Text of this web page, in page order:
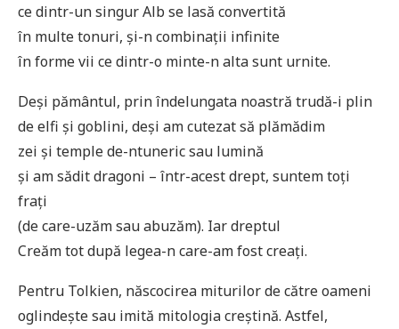
ce dintr-un singur Alb se lasă convertită
în multe tonuri, și-n combinații infinite
în forme vii ce dintr-o minte-n alta sunt urnite.
Deși pământul, prin îndelungata noastră trudă-i plin
de elfi și goblini, deși am cutezat să plămădim
zei și temple de-ntuneric sau lumină
și am sădit dragoni – într-acest drept, suntem toți
frați
(de care-uzăm sau abuzăm). Iar dreptul
Creăm tot după legea-n care-am fost creați.
Pentru Tolkien, născocirea miturilor de către oameni
oglindește sau imită mitologia creștină. Astfel,